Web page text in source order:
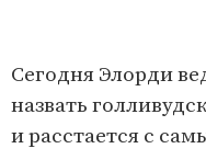
Сегодня Элорди
назвать
и расстается с